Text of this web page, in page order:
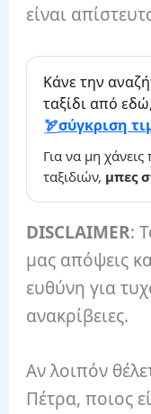
είναι
Κάνε την
ταξίδι από
σύγκριση
Για να μη
ταξιδιών, μπες
DISCLAIMER:
μας απόψεις
ευθύνη για
ανακρίβειες.
Αν λοιπόν
Πέτρα, ποιος